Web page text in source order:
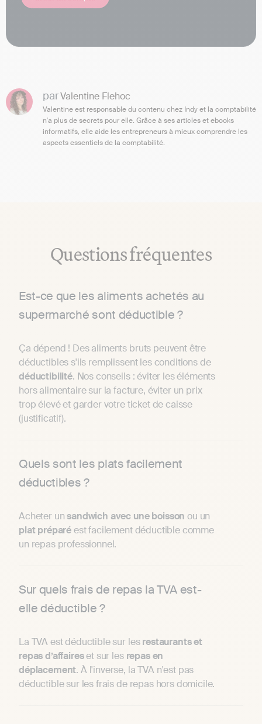
parValentine Flehoc
Valentine est responsable du contenu chez Indy et la comptabilité
n'a plus de secrets pour elle. Grâce à ses articles et ebooks
informatifs, elle aide les entrepreneurs à mieux comprendre les
aspects essentiels de la comptabilité.
Questions fréquentes
Est-ce que les aliments achetés au
supermarché sont déductible ?
Ça dépend ! Des aliments bruts peuvent être
déductibles s'ils remplissent les conditions de
déductibilité. Nos conseils : éviter les éléments
hors alimentaire sur la facture, éviter un prix
trop élevé et garder votre ticket de caisse
(justificatif).
Quels sont les plats facilement
déductibles ?
Acheter unsandwich avec une boisson ou un
plat préparéest facilement déductible comme
un repas professionnel.
Sur quels frais de repas la TVA est-
elle déductible ?
La TVA est déductible sur lesrestaurants et
repas d’affaireset sur lesrepas en
déplacement. À l'inverse, la TVA n'est pas
déductible sur les frais de repas hors domicile.